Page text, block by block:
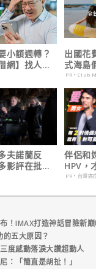
小額週轉？
網】找人
快速到位
出國花
式海島
定食宿
省心！
PR・Club
夫諾蘭反
影評在批評
伴侶和
HPV，
妳！
PR・台灣癌
！IMAX打造神話冒險新
的五大原因？
度感動落淚大讚超動人
：「簡直是胡扯！」